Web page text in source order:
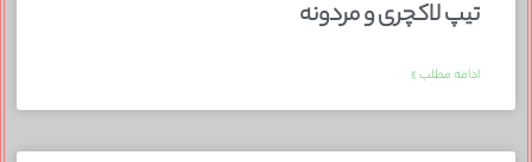
تیپ لاکچری و مردونه
ادامه مطلب »